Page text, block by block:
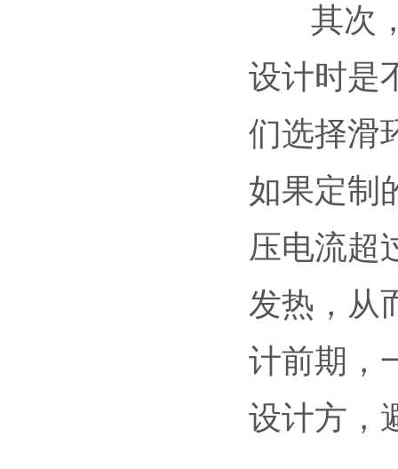
其次，
设计时是
们选择滑
如果定制
压电流超
发热，从
计前期，
设计方，